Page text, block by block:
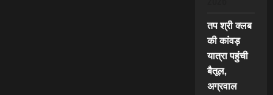
तप श्री क्लब
की कांवड़
यात्रा पहुंची
बैतूल,
अग्रवाल